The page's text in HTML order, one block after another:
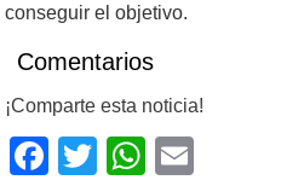
conseguir el objetivo.
Comentarios
¡Comparte esta noticia!
Facebook
TwitterWhatsApp